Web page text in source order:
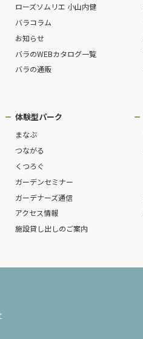
ローズソムリエ 小山内健
バラコラム
お知らせ
バラのWEBカタログ一覧
バラの通販
体験型パーク
まなぶ
つながる
くつろぐ
ガーデンセミナー
ガーデナーズ通信
アクセス情報
施設貸し出しのご案内